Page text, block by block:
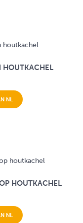
HOUTKACHEL
NL
HOUTKACHEL
NL